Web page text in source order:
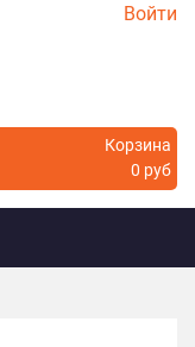
Войти
Корзина
0 руб